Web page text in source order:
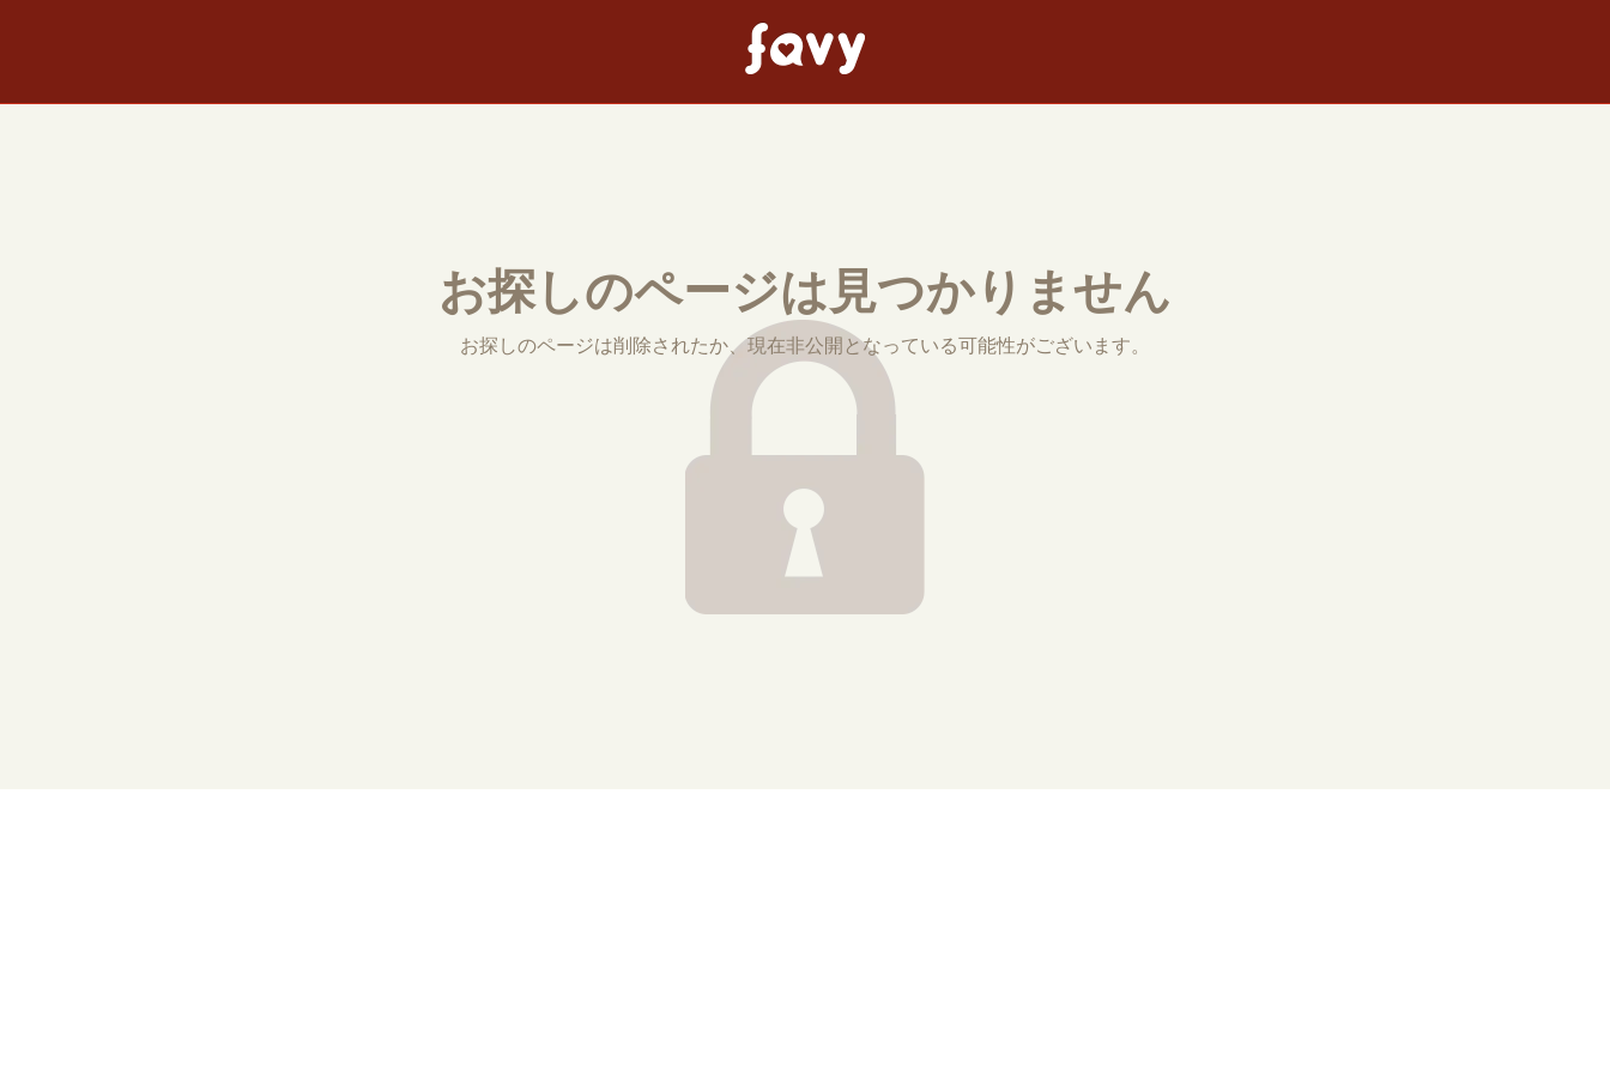
お探しのページは見つかりません
お探しのページは削除されたか、現在非公開となっている可能性がございます。